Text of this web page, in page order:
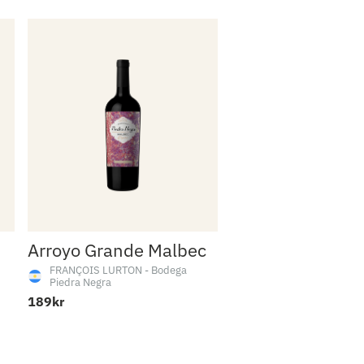
Arroyo Grande Malbec
FRANÇOIS LURTON - Bodega
Piedra Negra
189kr